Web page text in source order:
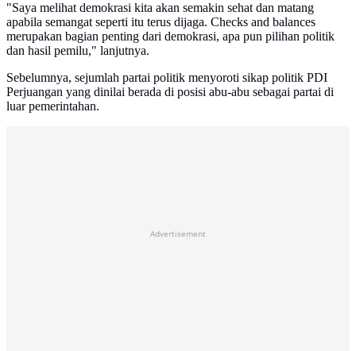
"Saya melihat demokrasi kita akan semakin sehat dan matang
apabila semangat seperti itu terus dijaga. Checks and balances
merupakan bagian penting dari demokrasi, apa pun pilihan politik
dan hasil pemilu," lanjutnya.
Sebelumnya, sejumlah partai politik menyoroti sikap politik PDI
Perjuangan yang dinilai berada di posisi abu-abu sebagai partai di
luar pemerintahan.
Advertisement